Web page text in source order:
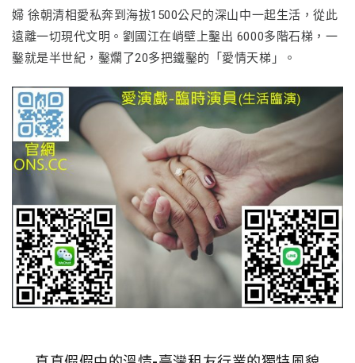
婦 徐朝清相愛私奔到海拔1500公尺的深山中一起生活，從此
遠離一切現代文明。劉國江在峭壁上鑿出 6000多階石梯，一
鑿就是半世紀，鑿爛了20多把鐵鑿的「愛情天梯」。